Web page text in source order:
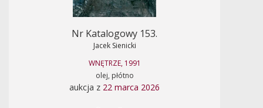
Nr Katalogowy 153.
Jacek Sienicki
WNĘTRZE, 1991
olej, płótno
aukcja z 22 marca 2026